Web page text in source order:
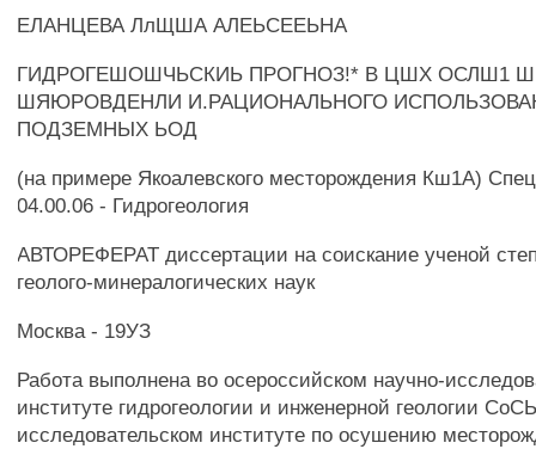
ЕЛАНЦЕВА ЛлЩША АЛЕЬСЕЕЬНА
ГИДРОГЕШОШЧЬСКИЬ ПРОГНОЗ!* В ЦШХ ОСЛШ1
ШЯЮРОВДЕНЛИ И.РАЦИОНАЛЬНОГО
ПОДЗЕМНЫХ ЬОД
(на примере Якоалевского месторождения Кш1А)
04.00.06 - Гидрогеология
АВТОРЕФЕРАТ диссертации на соискание ученой
геолого-минералогических наук
Москва - 19УЗ
Работа выполнена во осероссийском научно-
институте гидрогеологии и инженерной геологии
исследовательском институте по осушению